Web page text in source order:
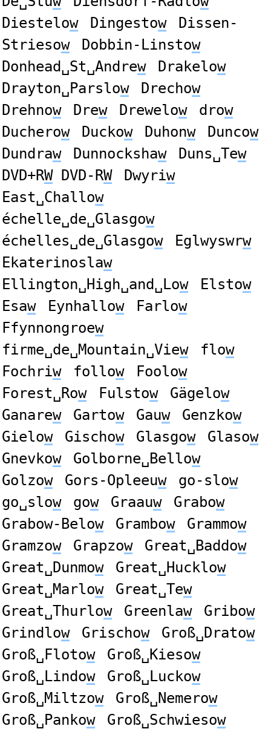
Diestelow Dingestow
Dissen-
Striesow Dobbin-Linstow
Donhead␣St␣Andrew Drakelow
Drayton␣Parslow Drechow
Drehnow Drew Drewelow drow
Ducherow Duckow Duhonw Duncow
Dundraw Dunnockshaw Duns␣Tew
DVD+RWDVD-RW Dwyriw
East␣Challow
échelle␣de␣Glasgow
échelles␣de␣Glasgow Eglwyswrw
Ekaterinoslaw
Ellington␣High␣and␣Low Elstow
Esaw Eynhallow Farlow
Ffynnongroew
firme␣de␣Mountain␣View flow
Fochriw follow Foolow
Forest␣Row Fulstow Gägelow
Ganarew Gartow Gauw Genzkow
Gielow Gischow Glasgow Glasow
Gnevkow Golborne␣Bellow
Golzow Gors-Opleeuw go-slow
go␣slow gow Graauw Grabow
Grabow-Below Grambow Grammow
Gramzow Grapzow Great␣Baddow
Great␣Dunmow Great␣Hucklow
Great␣Marlow Great␣Tew
Great␣Thurlow Greenlaw Gribow
Grindlow Grischow Groß␣Dratow
Groß␣Flotow Groß␣Kiesow
Groß␣Lindow Groß␣Luckow
Groß␣Miltzow Groß␣Nemerow
Groß␣Pankow Groß␣Schwiesow